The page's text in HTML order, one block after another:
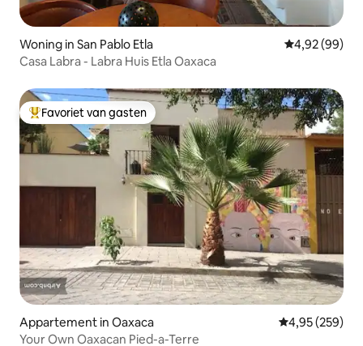
Woning in San Pablo Etla Gemiddelde
4,92 (99)
Casa Labra - Labra Huis Etla Oaxaca
Topfavoriet van gasten
Favoriet van gasten
Appartement in Oaxaca Gemiddelde
4,95 (259)
Your Own Oaxacan Pied-a-Terre